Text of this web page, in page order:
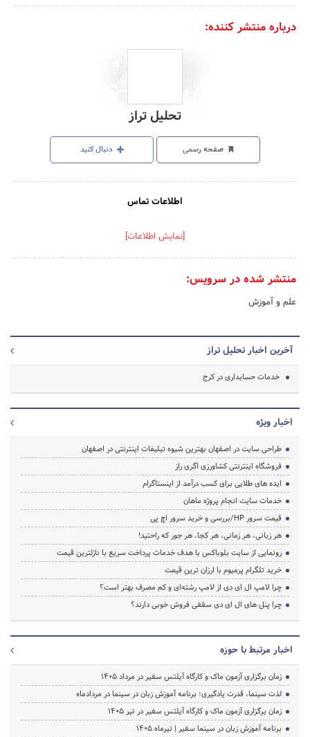
درباره منتشر کننده:
تحلیل تراز
صفحه رسمی دنبال کنید
اطلاعات تماس
[نمایش اطلاعات]
منتشر شده در سرویس:
علم و آموزش
آخرین اخبار تحلیل تراز
خدمات حسابداری در کرج
اخبار ویژه
طراحی سایت در اصفهان بهترین شیوه تبلیغات اینترنتی در اصفهان
فروشگاه اینترنتی کشاورزی اگری راز
ایده های طلایی برای کسب درآمد از اینستاگرام
خدمات سایت انجام پروژه ماهان
قیمت سرور HP/بررسی و خرید سرور اچ پی
هر زبانی، هر زمانی، هر کجا، هر جور که راحتید!
رونمایی از سایت بلوباکس با هدف خدمات پرداخت سریع با نازلترین قیمت
خرید تلگرام پرمیوم با ارزان ترین قیمت
چرا لامپ ال ای دی از لامپ رشته‌ای و کم مصرف بهتر است؟
چرا پنل های ال ای دی سقفی فروش خوبی دارند؟
اخبار مرتبط با حوزه
زمان برگزاری آزمون ماک و کارگاه آیلتس سفیر در مرداد 1405
لذت سینما، قدرت یادگیری؛ برنامه آموزش زبان در سینما در مردادماه
زمان برگزاری آزمون ماک و کارگاه آیلتس سفیر در تیر 1405
برنامه آموزش زبان در سینما سفیر | تیرماه ۱۴۰۵